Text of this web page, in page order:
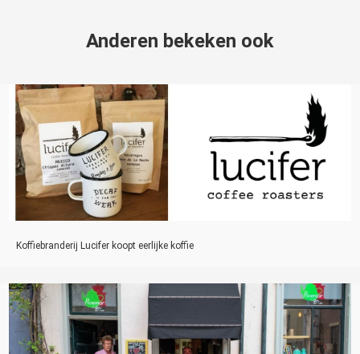
Anderen bekeken ook
Koffiebranderij Lucifer koopt eerlijke koffie